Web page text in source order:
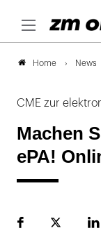
Home News
CME zur
Machen
ePA!
FacebookPlattform